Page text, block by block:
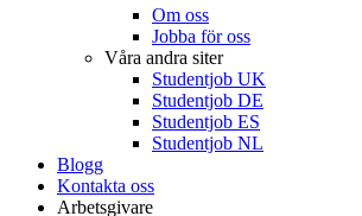
Om oss
Jobba för oss
Våra andra siter
Studentjob UK
Studentjob DE
Studentjob ES
Studentjob NL
Blogg
Kontakta oss
Arbetsgivare